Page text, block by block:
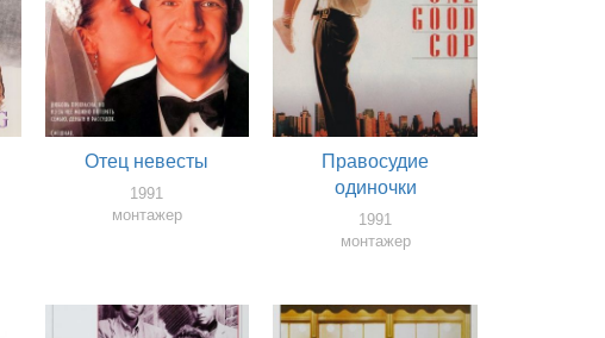
Отец невесты
1991
монтажер
Правосудие
одиночки
1991
монтажер